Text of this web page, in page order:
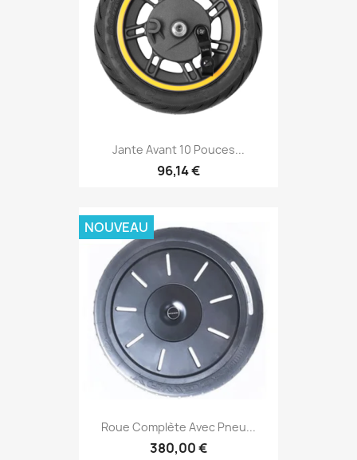
Jante Avant 10 Pouces...
96,14 €
Roue Complète Avec Pneu...
380,00 €
NOUVEAU